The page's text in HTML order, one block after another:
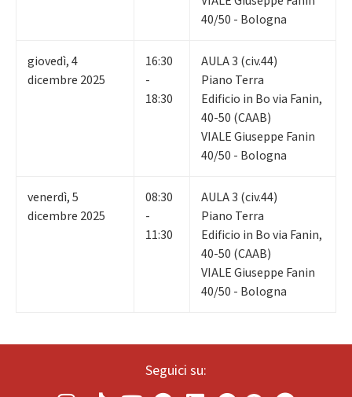
40/50 - Bologna
giovedì,4
dicembre 2025
16:30
-
18:30
AULA 3 (civ.44)
Piano Terra
Edificio in Bo via Fanin,
40-50 (CAAB)
VIALE Giuseppe Fanin
40/50 - Bologna
venerdì,5
dicembre 2025
08:30
-
11:30
AULA 3 (civ.44)
Piano Terra
Edificio in Bo via Fanin,
40-50 (CAAB)
VIALE Giuseppe Fanin
40/50 - Bologna
Seguici su: